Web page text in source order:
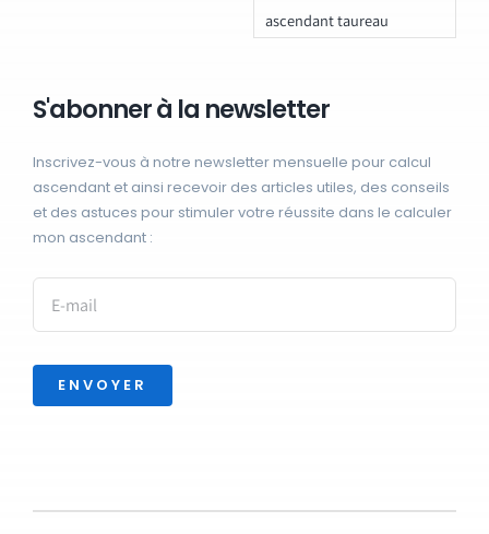
ascendant taureau
S'abonner à la newsletter
Inscrivez-vous à notre newsletter mensuelle pour calcul
ascendant et ainsi recevoir des articles utiles, des conseils
et des astuces pour stimuler votre réussite dans le calculer
mon ascendant :
ENVOYER